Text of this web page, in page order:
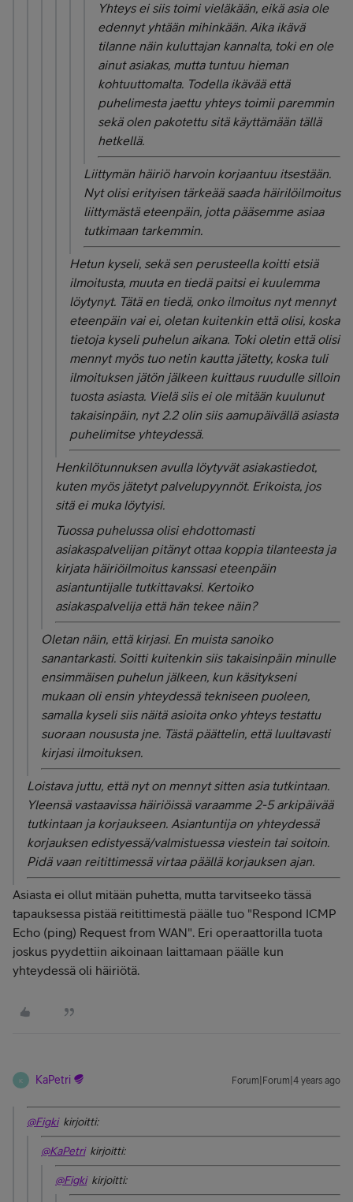
Yhteys ei siis toimi vieläkään, eikä asia ole
edennyt yhtään mihinkään. Aika ikävä
tilanne näin kuluttajan kannalta, toki en ole
ainut asiakas, mutta tuntuu hieman
kohtuuttomalta. Todella ikävää että
puhelimesta jaettu yhteys toimii paremmin
sekä olen pakotettu sitä käyttämään tällä
hetkellä.
Liittymän häiriö harvoin korjaantuu itsestään.
Nyt olisi erityisen tärkeää saada häirilöilmoitus
liittymästä eteenpäin, jotta pääsemme asiaa
tutkimaan tarkemmin.
Hetun kyseli, sekä sen perusteella koitti etsiä
ilmoitusta, muuta en tiedä paitsi ei kuulemma
löytynyt. Tätä en tiedä, onko ilmoitus nyt mennyt
eteenpäin vai ei, oletan kuitenkin että olisi, koska
tietoja kyseli puhelun aikana. Toki oletin että olisi
mennyt myös tuo netin kautta jätetty, koska tuli
ilmoituksen jätön jälkeen kuittaus ruudulle silloin
tuosta asiasta. Vielä siis ei ole mitään kuulunut
takaisinpäin, nyt 2.2 olin siis aamupäivällä asiasta
puhelimitse yhteydessä.
Henkilötunnuksen avulla löytyvät asiakastiedot,
kuten myös jätetyt palvelupyynnöt. Erikoista, jos
sitä ei muka löytyisi.
Tuossa puhelussa olisi ehdottomasti
asiakaspalvelijan pitänyt ottaa koppia tilanteesta ja
kirjata häiriöilmoitus kanssasi eteenpäin
asiantuntijalle tutkittavaksi. Kertoiko
asiakaspalvelija että hän tekee näin?
Oletan näin, että kirjasi. En muista sanoiko
sanantarkasti. Soitti kuitenkin siis takaisinpäin minulle
ensimmäisen puhelun jälkeen, kun käsitykseni
mukaan oli ensin yhteydessä tekniseen puoleen,
samalla kyseli siis näitä asioita onko yhteys testattu
suoraan noususta jne. Tästä päättelin, että luultavasti
kirjasi ilmoituksen.
Loistava juttu, että nyt on mennyt sitten asia tutkintaan.
Yleensä vastaavissa häiriöissä varaamme 2-5 arkipäivää
tutkintaan ja korjaukseen. Asiantuntija on yhteydessä
korjauksen edistyessä/valmistuessa viestein tai soitoin.
Pidä vaan reitittimessä virtaa päällä korjauksen ajan.
Asiasta ei ollut mitään puhetta, mutta tarvitseeko tässä
tapauksessa pistää reitittimestä päälle tuo "Respond ICMP
Echo (ping) Request from WAN". Eri operaattorilla tuota
joskus pyydettiin aikoinaan laittamaan päälle kun
yhteydessä oli häiriötä.
K KaPetri Forum|Forum|4 years ago
@Figkikirjoitti:
@KaPetrikirjoitti:
@Figkikirjoitti: